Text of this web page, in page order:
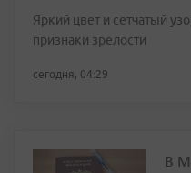
Яркий цвет и сетчатый
признаки зрелости
сегодня, 04:29
В